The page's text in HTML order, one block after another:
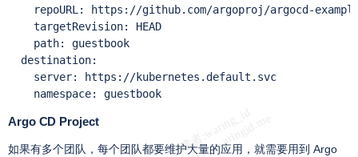
repoURL: https://github.com/argoproj/argocd-
    targetRevision: HEAD
    path: guestbook
  destination:
    server: https://kubernetes.default.svc
    namespace: guestbook
Argo CD Project
如果有多个团队，每个团队都要维护大量的应用，就需要用到 Argo